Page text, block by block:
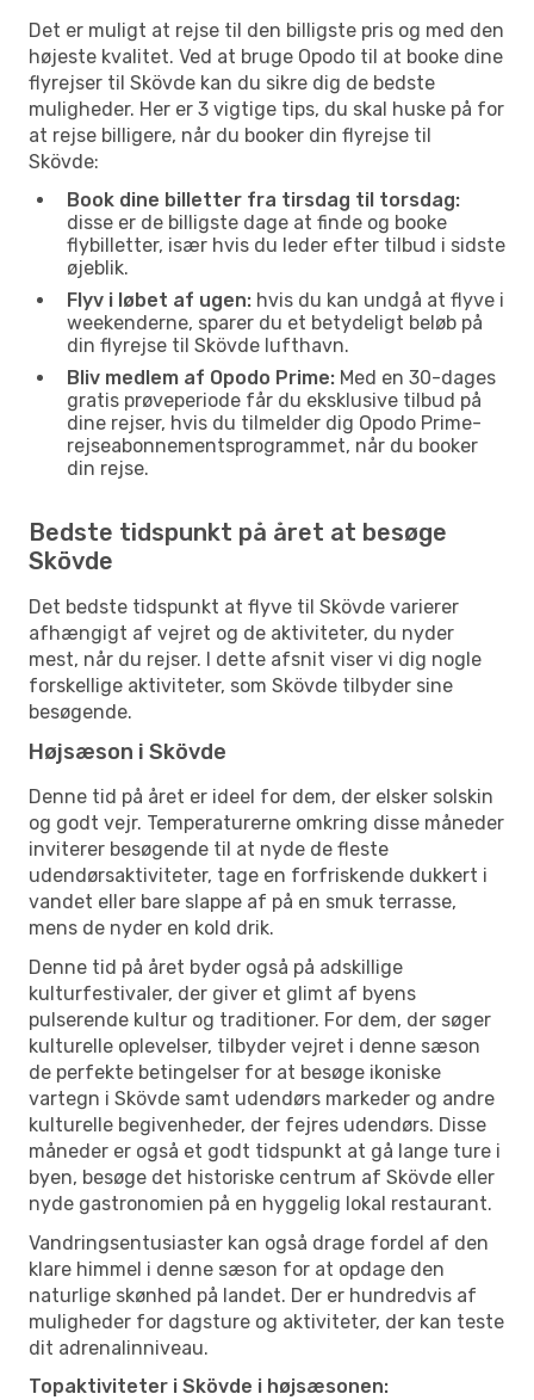
Det er muligt at rejse til den billigste pris og med den
højeste kvalitet. Ved at bruge Opodo til at booke dine
flyrejser til Skövde kan du sikre dig de bedste
muligheder. Her er 3 vigtige tips, du skal huske på for
at rejse billigere, når du booker din flyrejse til
Skövde:
Book dine billetter fra tirsdag til torsdag:
disse er de billigste dage at finde og booke
flybilletter, især hvis du leder efter tilbud i sidste
øjeblik.
Flyv i løbet af ugen: hvis du kan undgå at flyve i
weekenderne, sparer du et betydeligt beløb på
din flyrejse til Skövde lufthavn.
Bliv medlem af Opodo Prime: Med en 30-dages
gratis prøveperiode får du eksklusive tilbud på
dine rejser, hvis du tilmelder dig Opodo Prime-
rejseabonnementsprogrammet, når du booker
din rejse.
Bedste tidspunkt på året at besøge
Skövde
Det bedste tidspunkt at flyve til Skövde varierer
afhængigt af vejret og de aktiviteter, du nyder
mest, når du rejser. I dette afsnit viser vi dig nogle
forskellige aktiviteter, som Skövde tilbyder sine
besøgende.
Højsæson i Skövde
Denne tid på året er ideel for dem, der elsker solskin
og godt vejr. Temperaturerne omkring disse måneder
inviterer besøgende til at nyde de fleste
udendørsaktiviteter, tage en forfriskende dukkert i
vandet eller bare slappe af på en smuk terrasse,
mens de nyder en kold drik.
Denne tid på året byder også på adskillige
kulturfestivaler, der giver et glimt af byens
pulserende kultur og traditioner. For dem, der søger
kulturelle oplevelser, tilbyder vejret i denne sæson
de perfekte betingelser for at besøge ikoniske
vartegn i Skövde samt udendørs markeder og andre
kulturelle begivenheder, der fejres udendørs. Disse
måneder er også et godt tidspunkt at gå lange ture i
byen, besøge det historiske centrum af Skövde eller
nyde gastronomien på en hyggelig lokal restaurant.
Vandringsentusiaster kan også drage fordel af den
klare himmel i denne sæson for at opdage den
naturlige skønhed på landet. Der er hundredvis af
muligheder for dagsture og aktiviteter, der kan teste
dit adrenalinniveau.
Topaktiviteter i Skövde i højsæsonen: